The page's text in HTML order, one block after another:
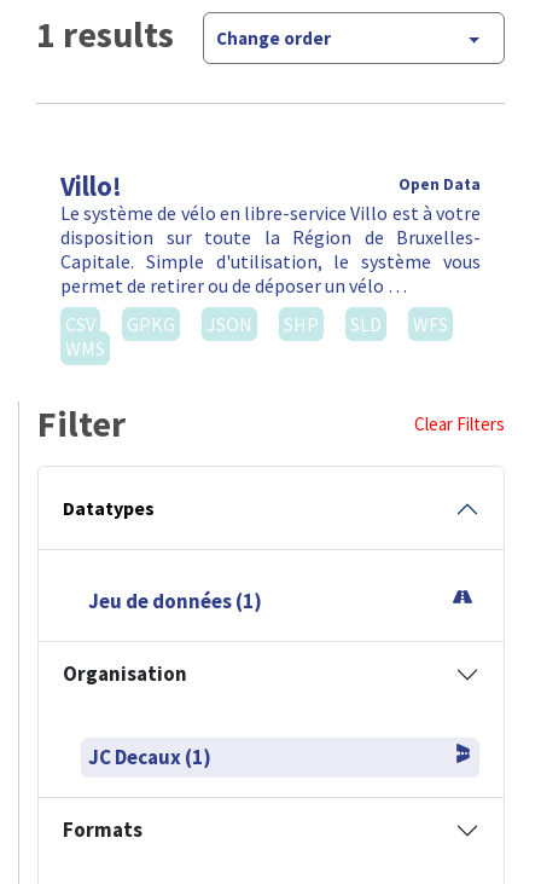
1 results Change order
Villo! Open Data
Le système de vélo en libre-service Villo est à votre
disposition sur toute la Région de Bruxelles-
Capitale. Simple d'utilisation, le système vous
permet de retirer ou de déposer un vélo …
CSV
GPKG JSON SHP SLD
WFS
WMS
Filter Clear Filters
Datatypes
Jeu de données (1)
Organisation
JC Decaux (1)
Formats